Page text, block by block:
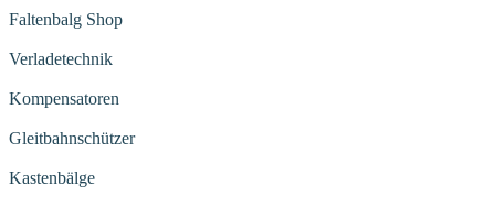
Faltenbalg Shop
Verladetechnik
Kompensatoren
Gleitbahnschützer
Kastenbälge